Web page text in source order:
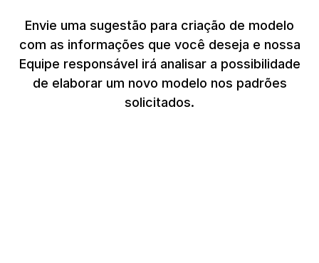
Envie uma sugestão para criação de modelo
com as informações que você deseja e nossa
Equipe responsável irá analisar a possibilidade
de elaborar um novo modelo nos padrões
solicitados.